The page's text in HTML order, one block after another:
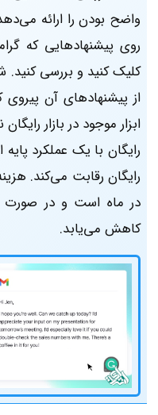
واضح بودن را ارائه
روی پیشنهاد‌هایی که
کلیک کنید و بررسی کنید.
ابزار موجود در بازار
رایگان با یک عملکرد
کاهش می‌یابد.